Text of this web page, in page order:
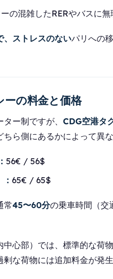
の混雑したRERやバスに
、ストレスのないパリへの
ーの料金と価格
ー制ですが、 CDG空港タ
ちら側にあるかによって異
56€ / 56$
65€ / 65$
常45〜60分の乗車時間（交
中心部）では、標準的な荷
剰な荷物には追加料金が発